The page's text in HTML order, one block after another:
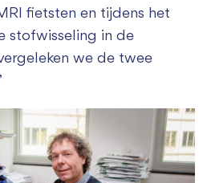
fietsten en tijdens het
stofwisseling in de
we de twee